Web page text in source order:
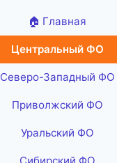
🏠 Главная
Центральный ФО
Северо-Западный ФО
Приволжский ФО
Уральский ФО